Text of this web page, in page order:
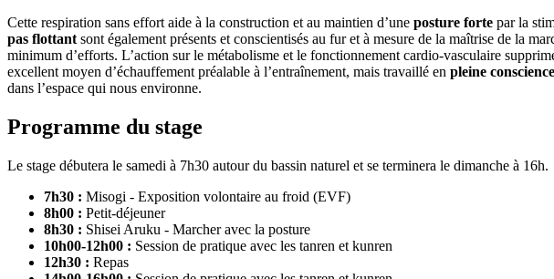
Cette respiration sans effort aide à la construction et au maintien d’une posture forte par la
pas flottant sont également présents et conscientisés au fur et à mesure de la maîtrise de la
minimum d’efforts. L’action sur le métabolisme et le fonctionnement cardio-vasculaire
excellent moyen d’échauffement préalable à l’entraînement, mais travaillé en pleine conscience
dans l’espace qui nous environne.
Programme du stage
Le stage débutera le samedi à 7h30 autour du bassin naturel et se terminera le dimanche à 16h.
7h30 : Misogi - Exposition volontaire au froid (EVF)
8h00 : Petit-déjeuner
8h30 : Shisei Aruku - Marcher avec la posture
10h00-12h00 : Session de pratique avec les tanren et kunren
12h30 : Repas